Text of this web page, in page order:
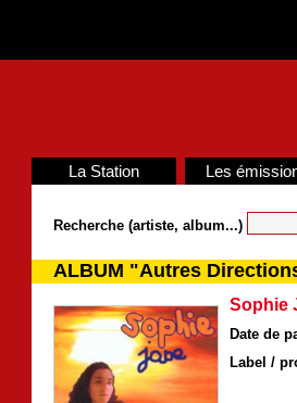
La Station Les
Recherche (artiste, album...)
ALBUM "Autres
Sophie
Date de
Label /